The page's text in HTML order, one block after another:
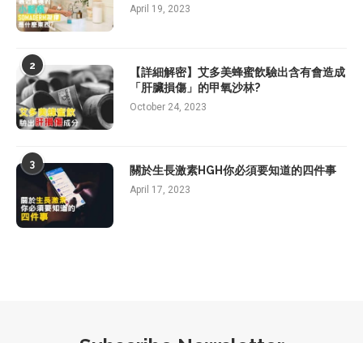
April 19, 2023
2
【詳細解密】艾多美蜂蜜飲驗出含有會造成
「肝臟損傷」的甲氧沙林?
October 24, 2023
3 關於生長激素HGH你必須要知道的四件事
April 17, 2023